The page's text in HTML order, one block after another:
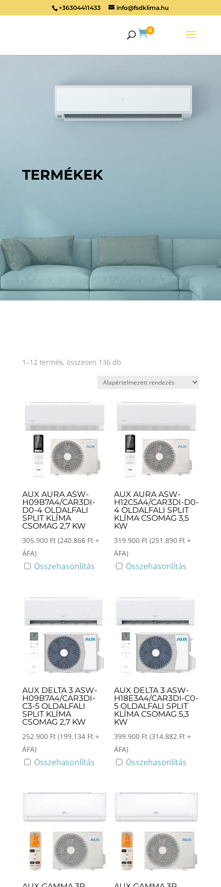
+36304411433 info@fsdklima.hu
0
TERMÉKEK
1–12 termék, összesen 136 db
AUX AURA ASW-
H09B7A4/CAR3DI-
D0-4 OLDALFALI
SPLIT KLÍMA
CSOMAG 2,7 KW
305.900 Ft (240.866 Ft+
ÁFA)
Összehasonlítás
AUX AURA ASW-
H12C5A4/CAR3DI-D0-
4 OLDALFALI SPLIT
KLÍMA CSOMAG 3,5
KW
319.900 Ft (251.890 Ft +
ÁFA)
Összehasonlítás
AUX DELTA 3 ASW-
H09B7A4/CAR3DI-
C3-5 OLDALFALI
SPLIT KLÍMA
CSOMAG 2,7 KW
252.900 Ft (199.134 Ft+
ÁFA)
Összehasonlítás
AUX DELTA 3 ASW-
H18E3A4/CAR3DI-C0-
5 OLDALFALI SPLIT
KLÍMA CSOMAG 5,3
KW
399.900 Ft (314.882 Ft +
ÁFA)
Összehasonlítás